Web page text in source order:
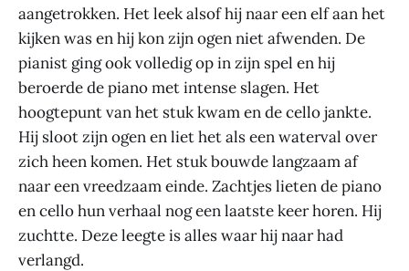
aangetrokken. Het leek alsof hij naar een elf aan het
kijken was en hij kon zijn ogen niet afwenden. De
pianist ging ook volledig op in zijn spel en hij
beroerde de piano met intense slagen. Het
hoogtepunt van het stuk kwam en de cello jankte.
Hij sloot zijn ogen en liet het als een waterval over
zich heen komen. Het stuk bouwde langzaam af
naar een vreedzaam einde. Zachtjes lieten de piano
en cello hun verhaal nog een laatste keer horen. Hij
zuchtte. Deze leegte is alles waar hij naar had
verlangd.